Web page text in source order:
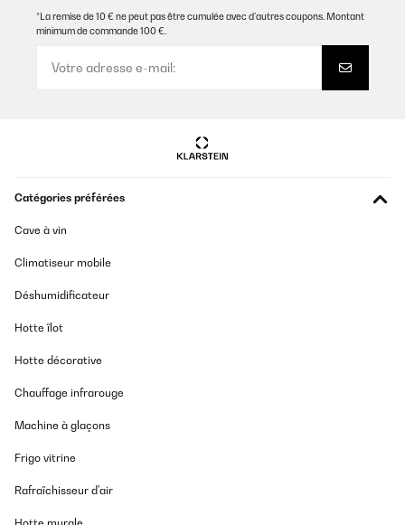
Vielen Dank ya ich habe genommen
Perfect
Traduire
Alles wie beschrieben, gute Qualität!
*La remise de 10 € ne peut pas être cumulée avec d’autres coupons. Montant
minimum de commande 100 €.
Catégories préférées
Cave à vin
Climatiseur mobile
Déshumidificateur
Hotte îlot
Hotte décorative
Chauffage infrarouge
Machine à glaçons
Frigo vitrine
Rafraîchisseur d'air